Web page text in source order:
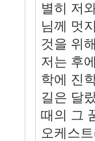
별히 저
님께 멋
것을 위
저는 후
학에 진
길은 달
때의 그
오케스